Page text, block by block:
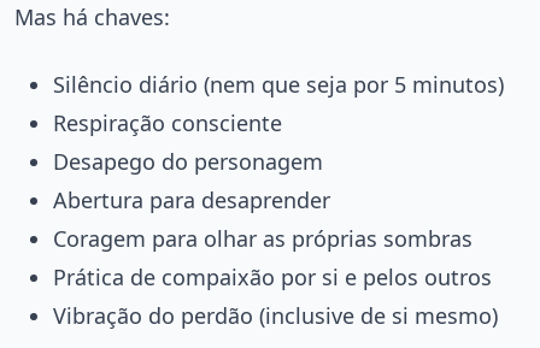
Mas há chaves:
Silêncio diário (nem que seja por 5 minutos)
Respiração consciente
Desapego do personagem
Abertura para desaprender
Coragem para olhar as próprias sombras
Prática de compaixão por si e pelos outros
Vibração do perdão (inclusive de si mesmo)